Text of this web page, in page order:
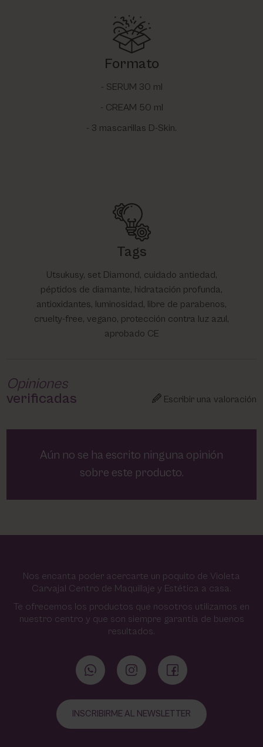
Formato
- SERUM 30 ml
- CREAM 50 ml
- 3 mascarillas D-Skin.
Tags
Utsukusy, set Diamond, cuidado antiedad,
péptidos de diamante, hidratación profunda,
antioxidantes, luminosidad, libre de parabenos,
cruelty-free, vegano, protección contra luz azul,
aprobado CE
Opiniones
verificadas
Escribir una valoración
Aún no se ha escrito ninguna opinión
sobre este producto.
Nos encanta poder acercarte un poquito de Violeta
Carvajal Centro de Maquillaje y Estética a casa.
Te ofrecemos los productos que nosotros utilizamos en
nuestro centro y que son siempre garantía de buenos
resultados.
INSCRIBIRME AL NEWSLETTER